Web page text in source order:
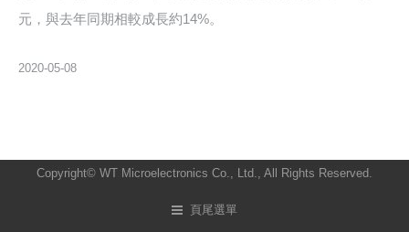
新聞中心
元，與去年同期相較成長約14%。
2020-05-08
Copyright© WT Microelectronics Co., Ltd., All Rights Reserved.
頁尾選單